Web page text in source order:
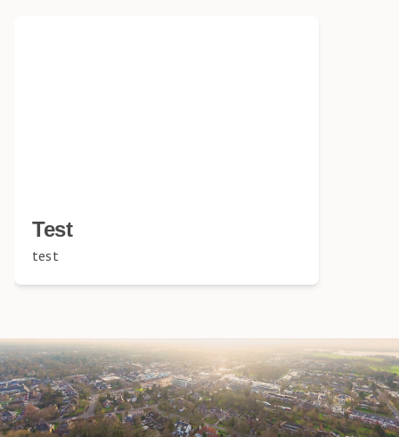
Test
test